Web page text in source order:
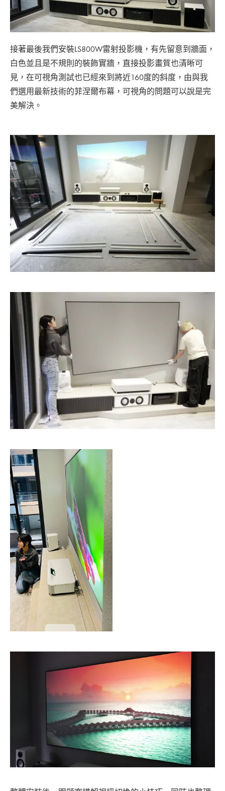
接著最後我們安裝LS800W雷射投影機，有先留意到牆面，
白色並且是不規則的裝飾實牆，直接投影畫質也清晰可
見，在可視角測試也已經來到將近160度的斜度，由與我
們選用最新技術的菲涅爾布幕，可視角的問題可以說是完
美解決。